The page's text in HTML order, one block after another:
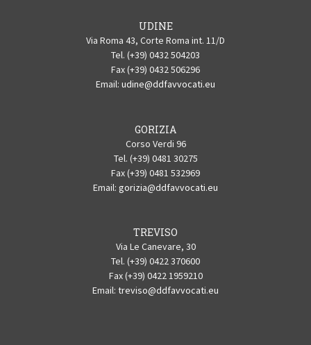
UDINE
Via Roma 43, Corte Roma int. 11/D
Tel. (+39) 0432 504203
Fax (+39) 0432 506296
Email: udine@ddfavvocati.eu
GORIZIA
Corso Verdi 96
Tel. (+39) 0481 30275
Fax (+39) 0481 532969
Email: gorizia@ddfavvocati.eu
TREVISO
Via Le Canevare, 30
Tel. (+39) 0422 370600
Fax (+39) 0422 1959210
Email: treviso@ddfavvocati.eu